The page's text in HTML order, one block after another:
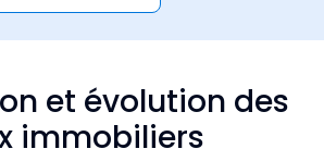
et évolution des
immobiliers